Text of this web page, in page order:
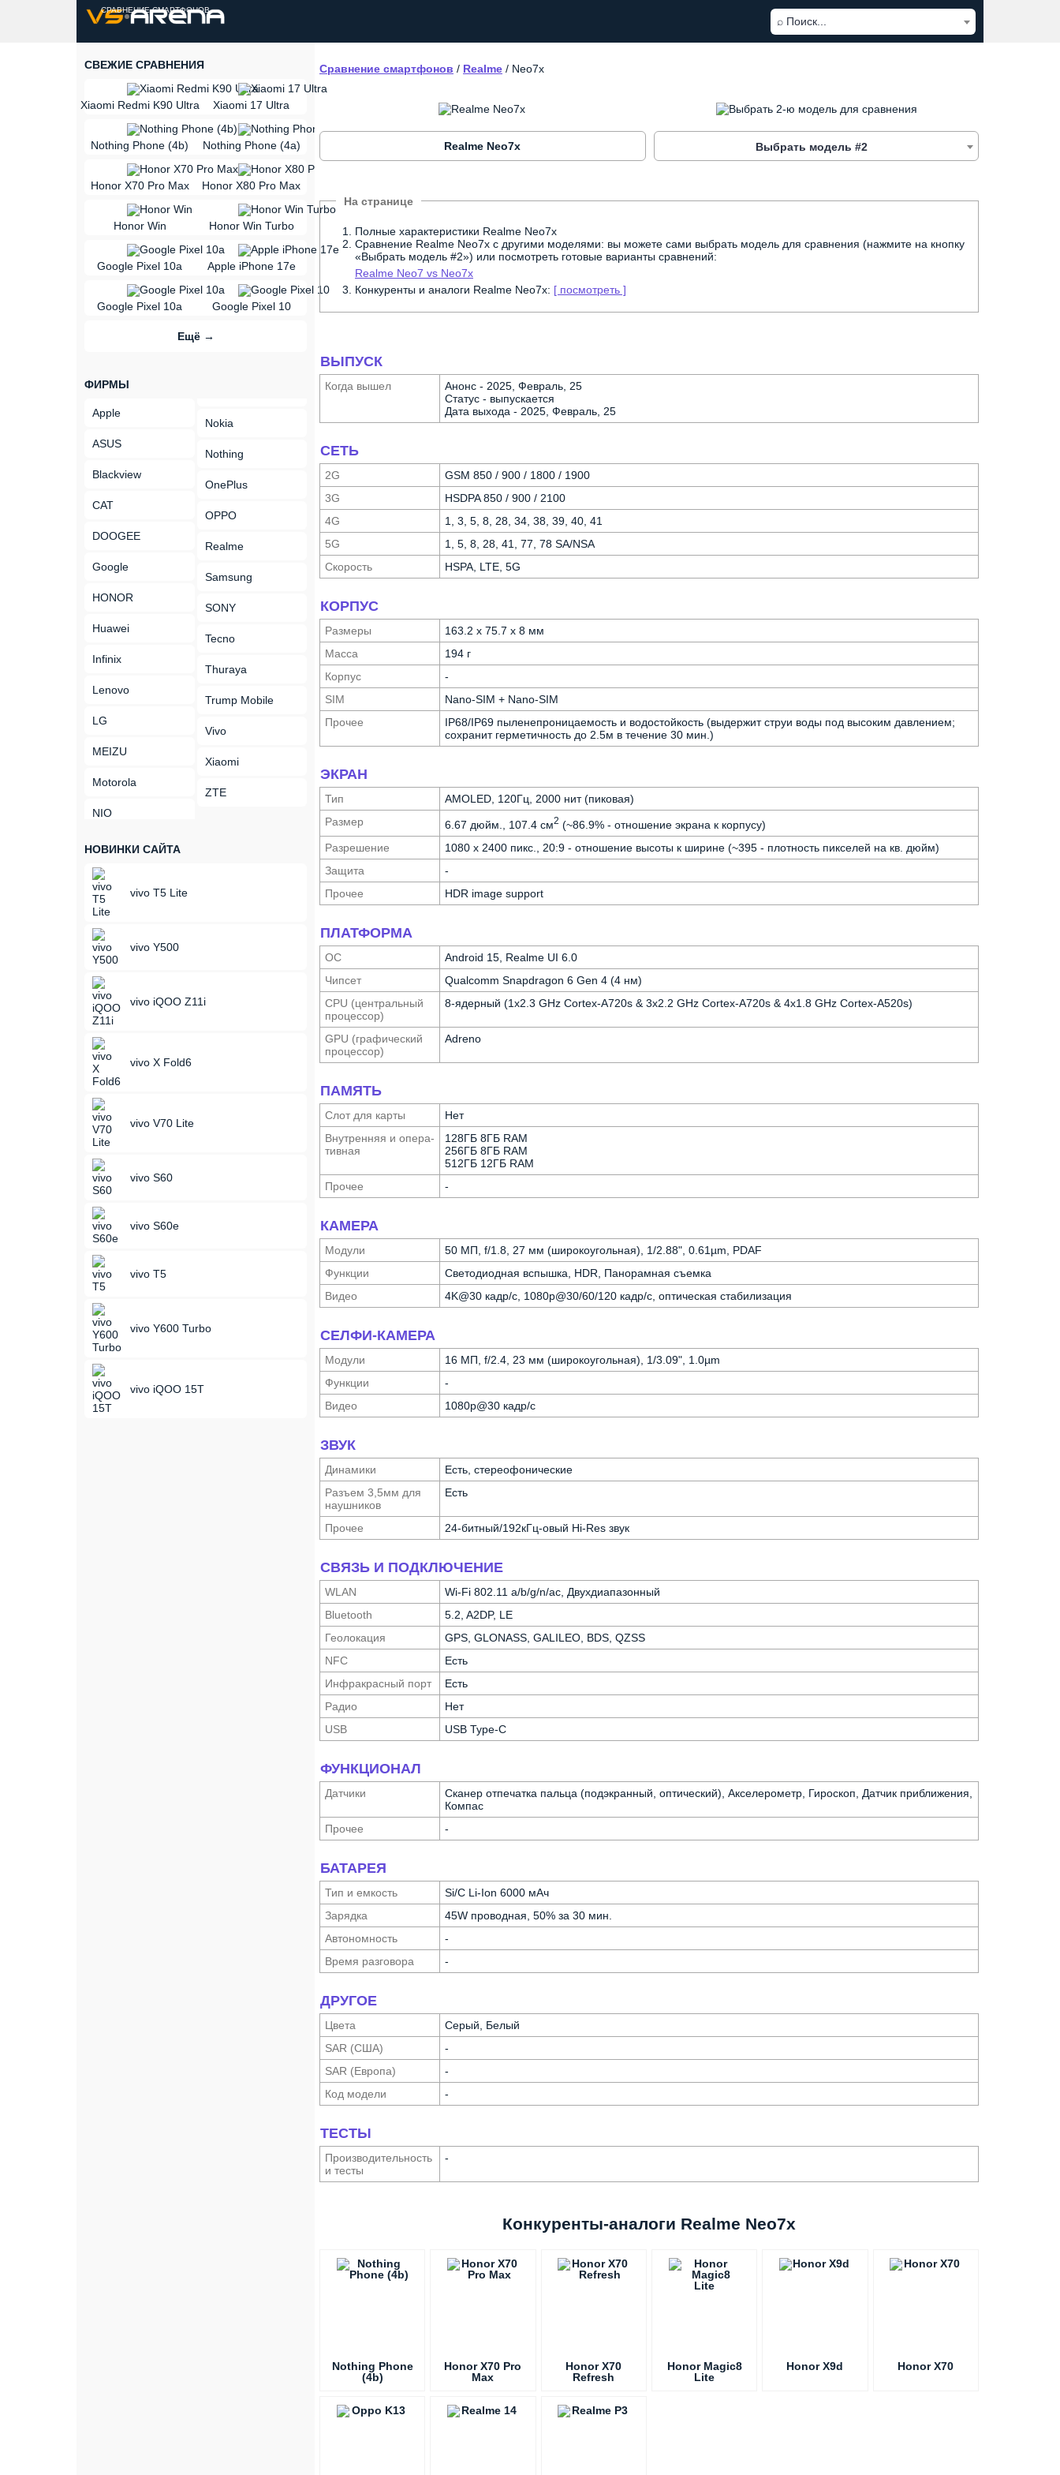
СРАВНЕНИЕ СМАРТФОНОВ
⌕ Поиск...
СВЕЖИЕ СРАВНЕНИЯ
Xiaomi Redmi K90 Ultra
vs
Xiaomi 17 Ultra
Nothing Phone (4b)
vs
Nothing Phone (4a)
Honor X70 Pro Max
vs
Honor X80 Pro Max
Honor Win
vs
Honor Win Turbo
Google Pixel 10a
vs
Apple iPhone 17e
Google Pixel 10a
vs
Google Pixel 10
Ещё →
ФИРМЫ
Apple
ASUS
Blackview
CAT
DOOGEE
Google
HONOR
Huawei
Infinix
Lenovo
LG
MEIZU
Motorola
NIO
Nokia
Nothing
OnePlus
OPPO
Realme
Samsung
SONY
Tecno
Thuraya
Trump Mobile
Vivo
Xiaomi
ZTE
НОВИНКИ САЙТА
vivo T5 Lite
vivo Y500
vivo iQOO Z11i
vivo X Fold6
vivo V70 Lite
vivo S60
vivo S60e
vivo T5
vivo Y600 Turbo
vivo iQOO 15T
Сравнение смартфонов / Realme / Neo7x
Realme Neo7x Выбрать модель #2
Полные характеристики Realme Neo7x
Сравнение Realme Neo7x с другими моделями: вы можете сами выбрать модель для сравнения (нажмите на кнопку
«Выбрать модель #2») или посмотреть готовые варианты сравнений:
Realme Neo7 vs Neo7x
Конкуренты и аналоги Realme Neo7x: [ посмотреть ]
ВЫПУСК
Когда вышел
Анонс - 2025, Февраль, 25
Статус - выпускается
Дата выхода - 2025, Февраль, 25
СЕТЬ
2G
GSM 850 / 900 / 1800 / 1900
3G
HSDPA 850 / 900 / 2100
4G
1, 3, 5, 8, 28, 34, 38, 39, 40, 41
5G
1, 5, 8, 28, 41, 77, 78 SA/NSA
Скорость
HSPA, LTE, 5G
КОРПУС
Размеры
163.2 x 75.7 x 8 мм
Масса
194 г
Корпус
-
SIM
Nano-SIM + Nano-SIM
Прочее
IP68/IP69 пыленепроницаемость и водостойкость (выдержит струи воды под высоким давлением;
сохранит герметичность до 2.5м в течение 30 мин.)
ЭКРАН
Тип
AMOLED, 120Гц, 2000 нит (пиковая)
Размер
6.67 дюйм., 107.4 см2 (~86.9% - отношение экрана к корпусу)
Разре­шение
1080 x 2400 пикс., 20:9 - отношение высоты к ширине (~395 - плотность пикселей на кв. дюйм)
Защита
-
Прочее
HDR image support
ПЛАТФОРМА
ОС
Android 15, Realme UI 6.0
Чипсет
Qualcomm Snapdragon 6 Gen 4 (4 нм)
CPU (централь­ный
процес­сор)
8-ядерный (1x2.3 GHz Cortex-A720s & 3x2.2 GHz Cortex-A720s & 4x1.8 GHz Cortex-A520s)
GPU (графи­ческий
процес­сор)
Adreno
ПАМЯТЬ
Слот для карты
Нет
Внутрен­няя и опера­
тивная
128ГБ 8ГБ RAM
256ГБ 8ГБ RAM
512ГБ 12ГБ RAM
Прочее
-
КАМЕРА
Модули
50 МП, f/1.8, 27 мм (широкоугольная), 1/2.88", 0.61µm, PDAF
Функ­ции
Светодиодная вспышка, HDR, Панорамная съемка
Видео
4K@30 кадр/с, 1080p@30/60/120 кадр/с, оптическая стабилизация
СЕЛФИ-КАМЕРА
Модули
16 МП, f/2.4, 23 мм (широкоугольная), 1/3.09", 1.0µm
Функ­ции
-
Видео
1080p@30 кадр/с
ЗВУК
Динамики
Есть, стереофонические
Разъем 3,5мм для
науш­ников
Есть
Прочее 24-битный/192кГц-овый Hi-Res звук
СВЯЗЬ И ПОДКЛЮЧЕНИЕ
WLAN
Wi-Fi 802.11 a/b/g/n/ac, Двухдиапазонный
Bluetooth
5.2, A2DP, LE
Геолока­ция
GPS, GLONASS, GALILEO, BDS, QZSS
NFC
Есть
Инфра­красный порт
Есть
Радио
Нет
USB
USB Type-C
ФУНКЦИОНАЛ
Датчики
Сканер отпечатка пальца (подэкранный, оптический), Акселерометр, Гироскоп, Датчик приближения,
Компас
Прочее
-
БАТАРЕЯ
Тип и емкость
Si/C Li-Ion 6000 мАч
Зарядка
45W проводная, 50% за 30 мин.
Автоно­мность
-
Время разговора
-
ДРУГОЕ
Цвета
Серый, Белый
SAR (США)
-
SAR (Европа)
-
Код модели
-
ТЕСТЫ
Производи­тельность
и тесты
-
Конкуренты-аналоги Realme Neo7x
Nothing Phone
(4b)
Honor X70 Pro
Max
Honor X70
Refresh
Honor Magic8
Lite
Honor X9d Honor X70